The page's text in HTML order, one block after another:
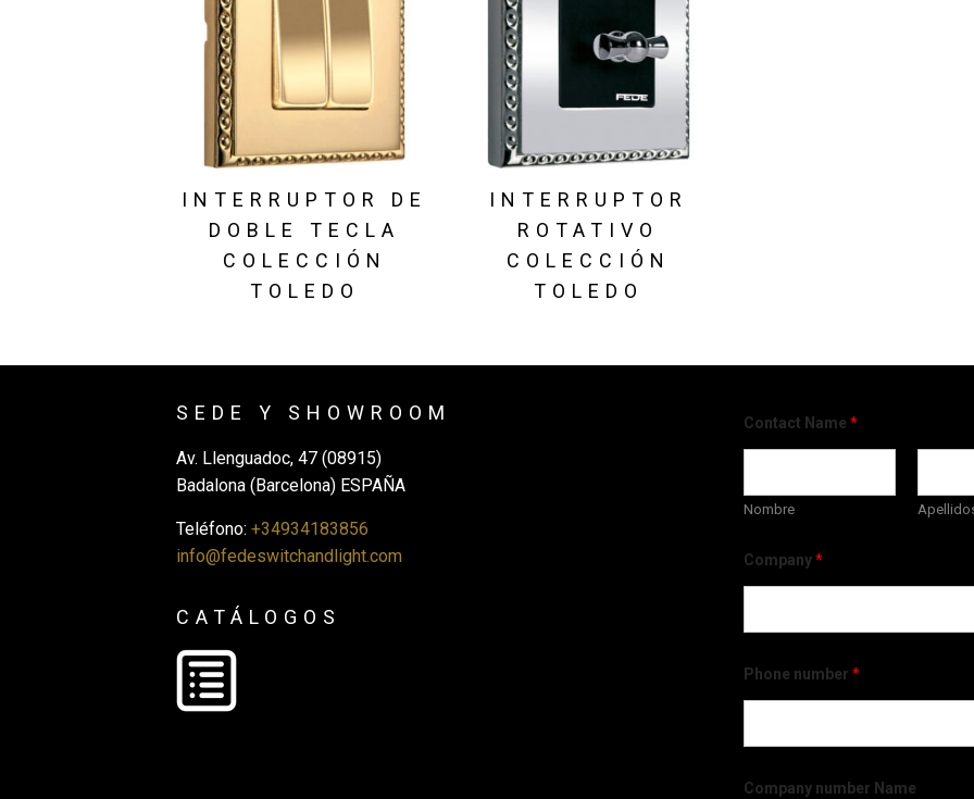
INTERRUPTOR DE
DOBLE TECLA
COLECCIÓN
TOLEDO
INTERRUPTOR
ROTATIVO
COLECCIÓN
TOLEDO
SEDE Y SHOWROOM
Av. Llenguadoc, 47 (08915)
Badalona (Barcelona) ESPAÑA
Teléfono: +34934183856
info@fedeswitchandlight.com
CATÁLOGOS
Contact Name *
Nombre
Company*
Phone number *
Company number Name